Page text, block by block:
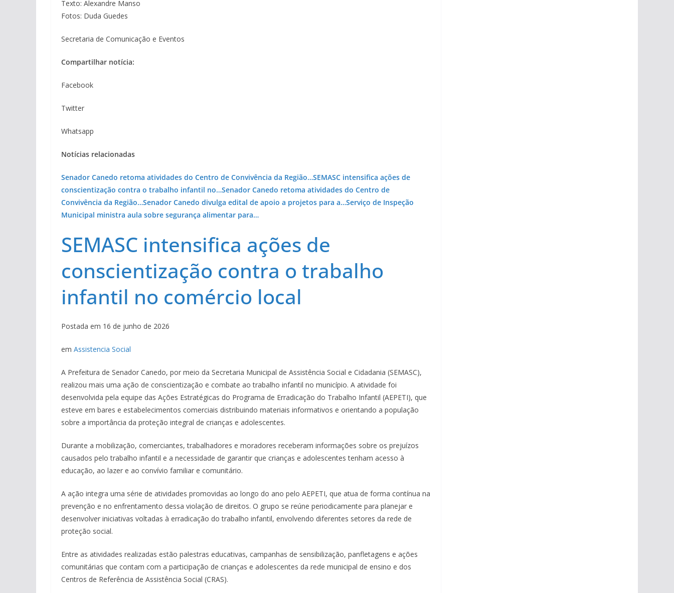
Texto: Alexandre Manso
Fotos: Duda Guedes
Secretaria de Comunicação e Eventos
Compartilhar notícia:
Facebook
Twitter
Whatsapp
Notícias relacionadas
Senador Canedo retoma atividades do Centro de Convivência da Região…SEMASC intensifica ações de
conscientização contra o trabalho infantil no…Senador Canedo retoma atividades do Centro de
Convivência da Região…Senador Canedo divulga edital de apoio a projetos para a…Serviço de Inspeção
Municipal ministra aula sobre segurança alimentar para…
SEMASC intensifica ações de
conscientização contra o trabalho
infantil no comércio local
Postada em 16 de junho de 2026
em Assistencia Social
A Prefeitura de Senador Canedo, por meio da Secretaria Municipal de Assistência Social e Cidadania (SEMASC),
realizou mais uma ação de conscientização e combate ao trabalho infantil no município. A atividade foi
desenvolvida pela equipe das Ações Estratégicas do Programa de Erradicação do Trabalho Infantil (AEPETI), que
esteve em bares e estabelecimentos comerciais distribuindo materiais informativos e orientando a população
sobre a importância da proteção integral de crianças e adolescentes.
Durante a mobilização, comerciantes, trabalhadores e moradores receberam informações sobre os prejuízos
causados pelo trabalho infantil e a necessidade de garantir que crianças e adolescentes tenham acesso à
educação, ao lazer e ao convívio familiar e comunitário.
A ação integra uma série de atividades promovidas ao longo do ano pelo AEPETI, que atua de forma contínua na
prevenção e no enfrentamento dessa violação de direitos. O grupo se reúne periodicamente para planejar e
desenvolver iniciativas voltadas à erradicação do trabalho infantil, envolvendo diferentes setores da rede de
proteção social.
Entre as atividades realizadas estão palestras educativas, campanhas de sensibilização, panfletagens e ações
comunitárias que contam com a participação de crianças e adolescentes da rede municipal de ensino e dos
Centros de Referência de Assistência Social (CRAS).